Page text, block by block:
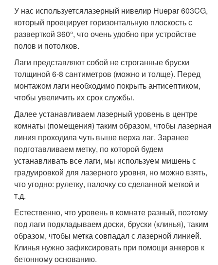
У нас используетсялазерный нивелир Huepar 603CG,
который проецирует горизонтальную плоскость с
разверткой 360°, что очень удобно при устройстве
полов и потолков.
Лаги представляют собой не строганные бруски
толщиной 6-8 сантиметров (можно и толще). Перед
монтажом лаги необходимо покрыть антисептиком,
чтобы увеличить их срок службы.
Далее устанавливаем лазерный уровень в центре
комнаты (помещения) таким образом, чтобы лазерная
линия проходила чуть выше верха лаг. Заранее
подготавливаем метку, по которой будем
устанавливать все лаги, мы используем мишень с
градуировкой для лазерного уровня, но можно взять,
что угодно: рулетку, палочку со сделанной меткой и
т.д.
Естественно, что уровень в комнате разный, поэтому
под лаги подкладываем доски, бруски (клинья), таким
образом, чтобы метка совпадал с лазерной линией.
Клинья нужно зафиксировать при помощи анкеров к
бетонному основанию.